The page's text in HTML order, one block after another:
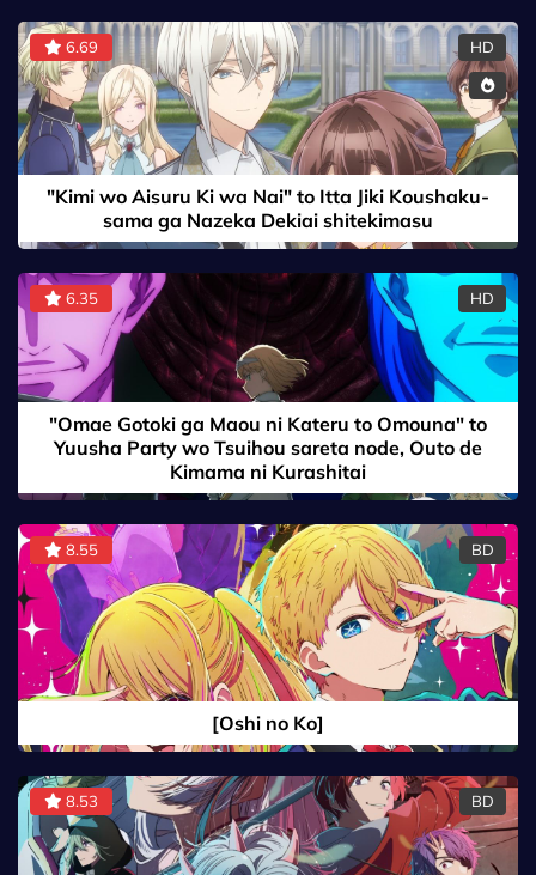
6.69 HD
"Kimi wo Aisuru Ki wa Nai" to Itta Jiki Koushaku-
sama ga Nazeka Dekiai shitekimasu
6.35 HD
"Omae Gotoki ga Maou ni Kateru to Omouna" to
Yuusha Party wo Tsuihou sareta node, Outo de
Kimama ni Kurashitai
8.55 BD
[Oshi no Ko]
8.53 BD